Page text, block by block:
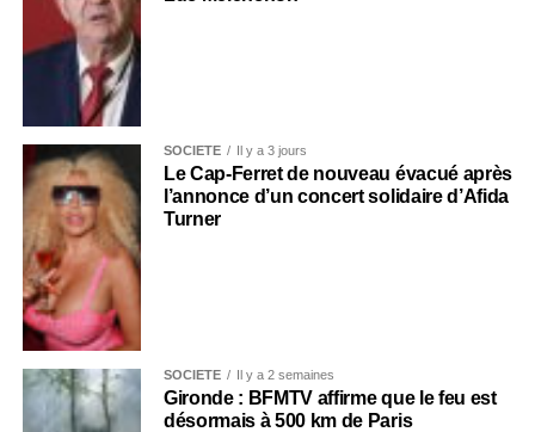
SOCIÉTÉ Il y a 3 jours
Le Cap-Ferret de nouveau évacué après
l’annonce d’un concert solidaire d’Afida
Turner
SOCIÉTÉ Il y a 2 semaines
Gironde : BFMTV affirme que le feu est
désormais à 500 km de Paris